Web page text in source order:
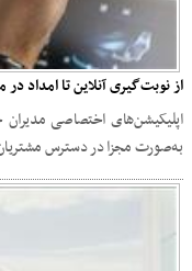
از نوبت‌گیری آنلاین تا امداد
اپلیکیشن‌های اختصاصی مدیران
به‌صورت مجزا در دسترس مشتریان